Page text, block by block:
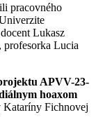
pracovného
Lukasz
Lucia
APVV-23-
hoaxom
Kataríny Fichnovej